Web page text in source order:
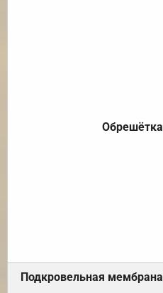
Обрешётка
Подкровельная мембрана